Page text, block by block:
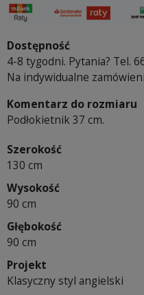
Dostępność
4-8 tygodni. Pytania? Tel.
Na indywidualne
Komentarz do rozmiaru
Podłokietnik 37 cm.
Szerokość
130 cm
Wysokość
90 cm
Głębokość
90 cm
Projekt
Klasyczny styl angielski